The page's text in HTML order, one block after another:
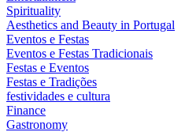
Spirituality
Aesthetics and Beauty in Portugal
Eventos e Festas
Eventos e Festas Tradicionais
Festas e Eventos
Festas e Tradições
festividades e cultura
Finance
Gastronomy